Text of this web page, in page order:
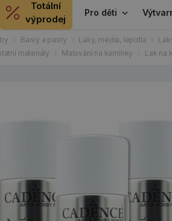
Totální
výprodej
Pro děti
Barvy a pasty Laky, média, lepidla
materiály Malování na kamínky Lak na